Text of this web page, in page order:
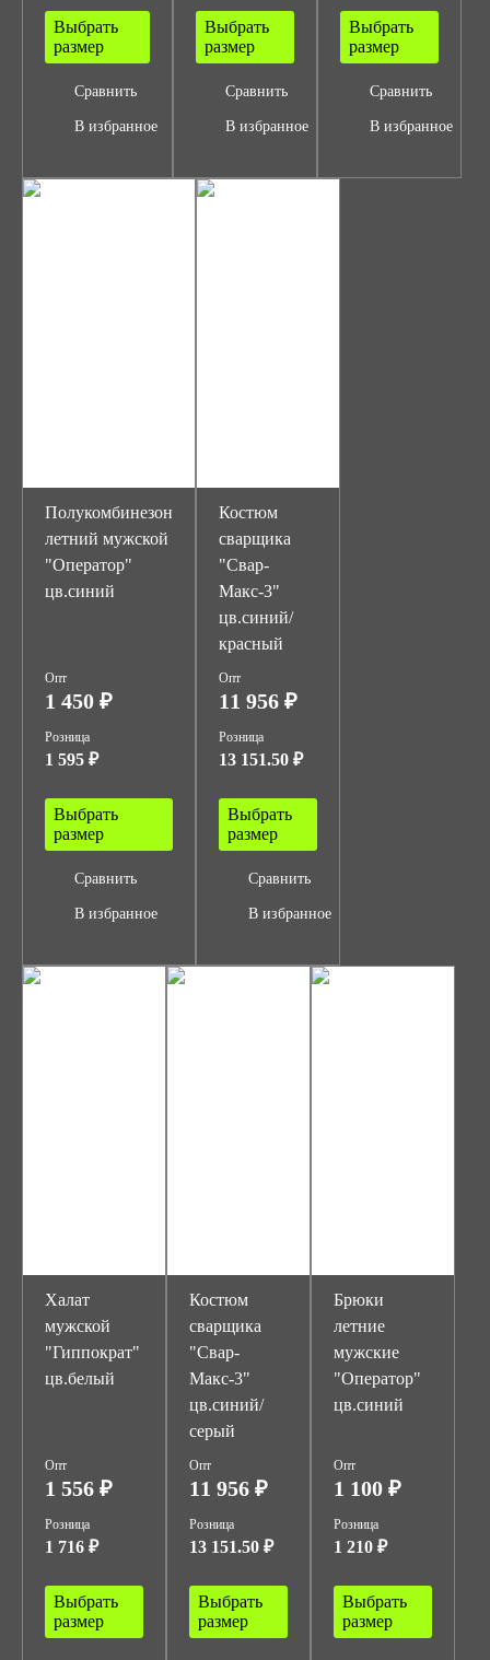
Выбрать
размер
Сравнить
В избранное
Выбрать
размер
Сравнить
В избранное
Выбрать
размер
Сравнить
В избранное
Полукомбинезон
летний мужской
"Оператор"
цв.синий
Опт
1 450 ₽
Розница
1 595 ₽
Выбрать
размер
Сравнить
В избранное
Костюм
сварщика
"Свар-
Макс-3"
цв.синий/
красный
Опт
11 956 ₽
Розница
13 151.50 ₽
Выбрать
размер
Сравнить
В избранное
Халат
мужской
"Гиппократ"
цв.белый
Опт
1 556 ₽
Розница
1 716 ₽
Выбрать
размер
Костюм
сварщика
"Свар-
Макс-3"
цв.синий/
серый
Опт
11 956 ₽
Розница
13 151.50 ₽
Выбрать
размер
Брюки
летние
мужские
"Оператор"
цв.синий
Опт
1 100 ₽
Розница
1 210 ₽
Выбрать
размер